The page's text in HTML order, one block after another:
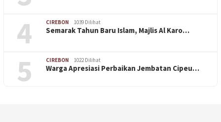
4 CIREBON 1039 Dilihat
Semarak Tahun Baru Islam, Majlis Al Karo…
5 CIREBON 1022 Dilihat
Warga Apresiasi Perbaikan Jembatan Cipeu…